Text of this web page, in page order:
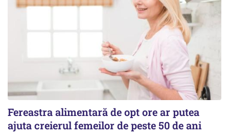
Fereastra alimentară de opt ore ar putea
ajuta creierul femeilor de peste 50 de ani